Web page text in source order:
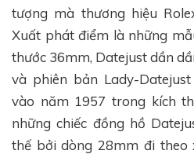
tượng mà thương hiệu
Xuất phát điểm là những
thước 36mm, Datejust dần
và phiên bản Lady-
vào năm 1957 trong kích
những chiếc đồng hồ
thế bởi dòng 28mm đi theo